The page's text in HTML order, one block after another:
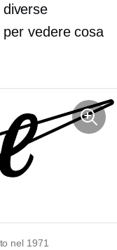
per vedere cosa
nel 1971